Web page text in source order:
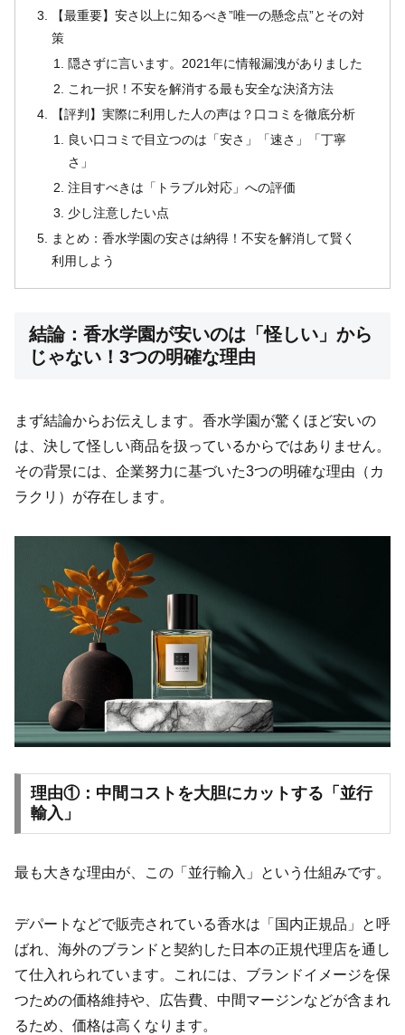
【最重要】安さ以上に知るべき”唯一の懸念点”とその対
策
隠さずに言います。2021年に情報漏洩がありました
これ一択！不安を解消する最も安全な決済方法
【評判】実際に利用した人の声は？口コミを徹底分析
良い口コミで目立つのは「安さ」「速さ」「丁寧
さ」
注目すべきは「トラブル対応」への評価
少し注意したい点
まとめ：香水学園の安さは納得！不安を解消して賢く
利用しよう
結論：香水学園が安いのは「怪しい」から
じゃない！3つの明確な理由
まず結論からお伝えします。香水学園が驚くほど安いの
は、決して怪しい商品を扱っているからではありません。
その背景には、企業努力に基づいた3つの明確な理由（カ
ラクリ）が存在します。
理由①：中間コストを大胆にカットする「並行
輸入」
最も大きな理由が、この「並行輸入」という仕組みです。
デパートなどで販売されている香水は「国内正規品」と呼
ばれ、海外のブランドと契約した日本の正規代理店を通し
て仕入れられています。これには、ブランドイメージを保
つための価格維持や、広告費、中間マージンなどが含まれ
るため、価格は高くなります。